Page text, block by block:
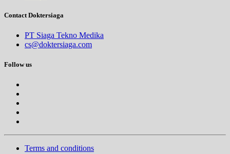
Contact Doktersiaga
PT Siaga Tekno Medika
cs@doktersiaga.com
Follow us
Terms and conditions